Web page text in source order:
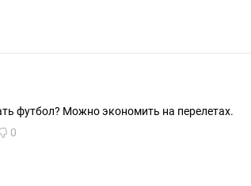
футбол? Можно экономить на перелетах.
0